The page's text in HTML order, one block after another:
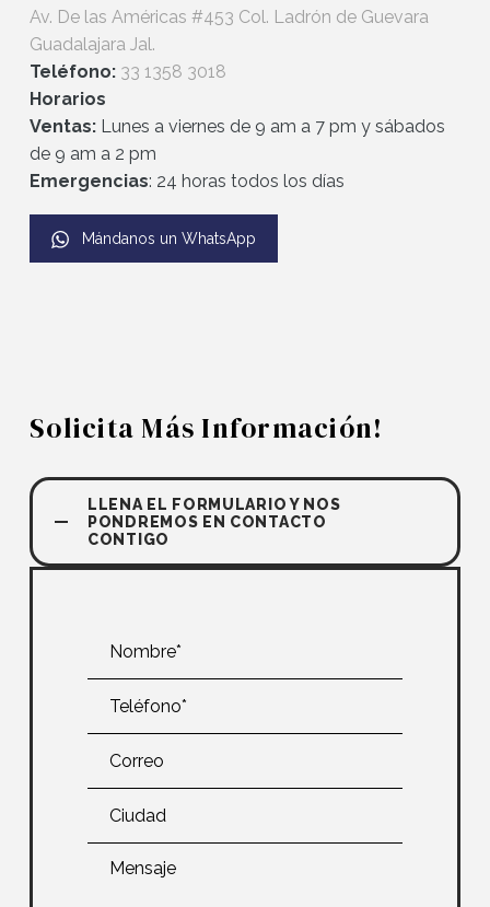
Av. De las Américas #453 Col. Ladrón de Guevara
Guadalajara Jal.
Teléfono: 33 1358 3018
Horarios
Ventas: Lunes a viernes de 9 am a 7 pm y sábados
de 9 am a 2 pm
Emergencias: 24 horas todos los días
Mándanos un WhatsApp
Solicita Más Información!
LLENA EL FORMULARIO Y NOS
PONDREMOS EN CONTACTO
CONTIGO